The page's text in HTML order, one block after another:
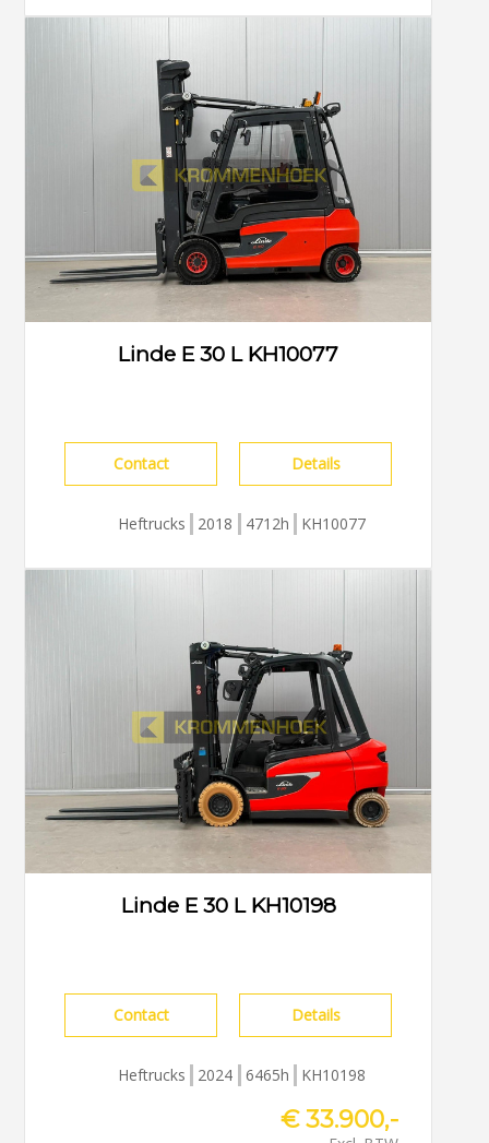
Linde E 30 L KH10077
Contact Details
Heftrucks 2018 4712h KH10077
Linde E 30 L KH10198
Contact Details
Heftrucks 2024 6465h KH10198
€ 33.900,-